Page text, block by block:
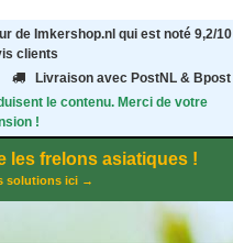
de Imkershop.nl qui est noté 9,2/10
clients
Livraison avec PostNL & Bpost
le contenu. Merci de votre
!
les frelons asiatiques !
solutions ici →